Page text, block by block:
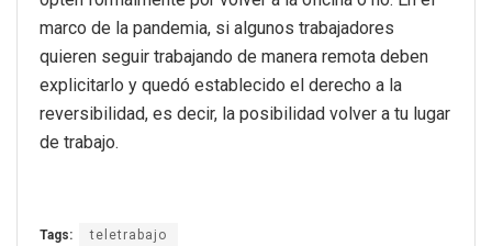
marco de la pandemia, si algunos trabajadores
quieren seguir trabajando de manera remota deben
explicitarlo y quedó establecido el derecho a la
reversibilidad, es decir, la posibilidad volver a tu lugar
de trabajo.
Tags: teletrabajo